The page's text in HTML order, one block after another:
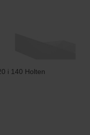
i 140 Holten